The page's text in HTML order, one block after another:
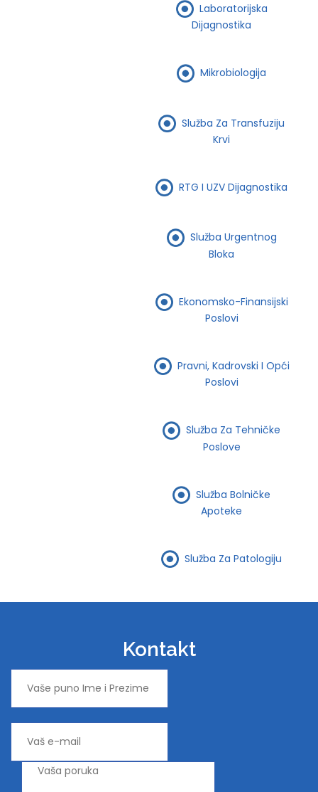
Laboratorijska
Dijagnostika
Mikrobiologija
Služba Za Transfuziju
Krvi
RTG I UZV Dijagnostika
Služba Urgentnog
Bloka
Ekonomsko-Finansijski
Poslovi
Pravni, Kadrovski I Opći
Poslovi
Služba Za Tehničke
Poslove
Služba Bolničke
Apoteke
Služba Za Patologiju
Kontakt